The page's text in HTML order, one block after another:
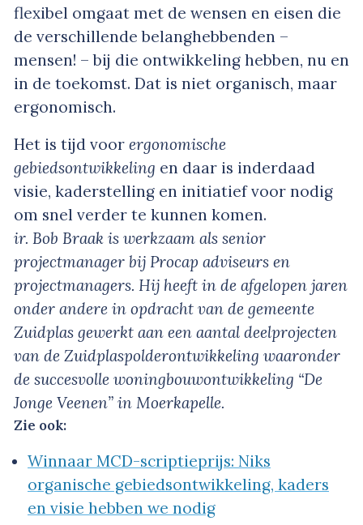
flexibel omgaat met de wensen en eisen die
de verschillende belanghebbenden –
mensen! – bij die ontwikkeling hebben, nu en
in de toekomst. Dat is niet organisch, maar
ergonomisch.
Het is tijd voor ergonomische
gebiedsontwikkeling en daar is inderdaad
visie, kaderstelling en initiatief voor nodig
om snel verder te kunnen komen.
ir. Bob Braak is werkzaam als senior
projectmanager bij Procap adviseurs en
projectmanagers. Hij heeft in de afgelopen jaren
onder andere in opdracht van de gemeente
Zuidplas gewerkt aan een aantal deelprojecten
van de Zuidplaspolderontwikkeling waaronder
de succesvolle woningbouwontwikkeling “De
Jonge Veenen” in Moerkapelle.
Zie ook:
Winnaar MCD-scriptieprijs: Niks
organische gebiedsontwikkeling, kaders
en visie hebben we nodig